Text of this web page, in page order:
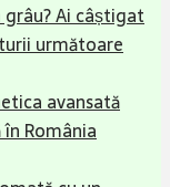
Ai câștigat
următoare
avansată
România